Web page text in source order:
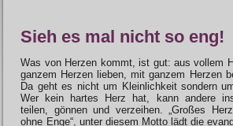
Sieh es mal nicht so eng!
Was von Herzen kommt, ist gut: aus vollem
ganzem Herzen lieben, mit ganzem Herzen
Da geht es nicht um Kleinlichkeit sondern
Wer kein hartes Herz hat, kann andere
teilen, gönnen und verzeihen. „Großes
ohne Enge“, unter diesem Motto lädt die